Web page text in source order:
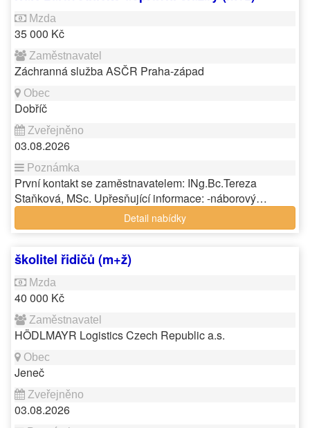
35 000 Kč
Záchranná služba ASČR Praha-západ
Dobříč
03.08.2026
První kontakt se zaměstnavatelem: INg.Bc.Tereza
Staňková, MSc. Upřesňující informace: -náborový…
Detail nabídky
školitel řidičů (m+ž)
40 000 Kč
HÖDLMAYR Logistics Czech Republic a.s.
Jeneč
03.08.2026